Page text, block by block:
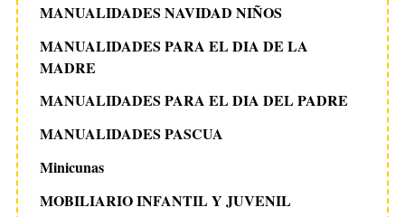
MANUALIDADES NAVIDAD NIÑOS
MANUALIDADES PARA EL DIA DE LA
MADRE
MANUALIDADES PARA EL DIA DEL PADRE
MANUALIDADES PASCUA
Minicunas
MOBILIARIO INFANTIL Y JUVENIL